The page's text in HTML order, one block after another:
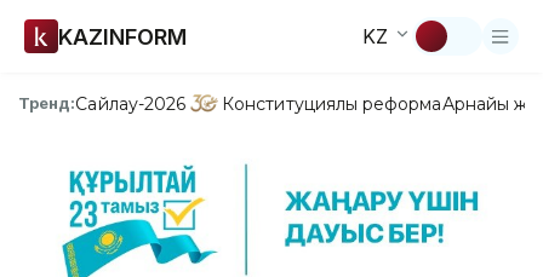
KAZINFORM KZ
Тренд:Сайлау-2026 Конституциялық реформаАрнайы